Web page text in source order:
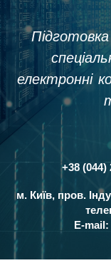
електронні
Контакти
+38 (044)
м. Київ, пров.
E-mail: